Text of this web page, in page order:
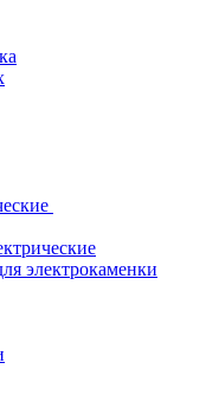
электрокаменки